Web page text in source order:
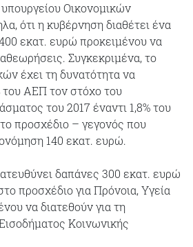
Οικονομικών
ότι η κυβέρνηση διαθέτει ένα
εκατ. ευρώ προκειμένου να
Συγκεκριμένα, το
έχει τη δυνατότητα να
του ΑΕΠ τον στόχο του
του 2017 έναντι 1,8% του
προσχέδιο – γεγονός που
140 εκατ. ευρώ.
δαπάνες 300 εκατ. ευρώ
προσχέδιο για Πρόνοια, Υγεία
να διατεθούν για τη
Κοινωνικής